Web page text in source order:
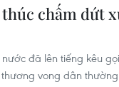
chấm dứt
nước đã lên tiếng kêu
vong dân